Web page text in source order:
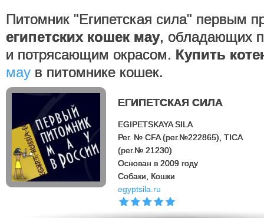
Питомник "Египетская сила" первым
египетских кошек мау, обладающих
и потрясающим окрасом. Купить
мау в питомнике кошек.
ЕГИПЕТСКАЯ СИЛА
EGIPETSKAYA SILA
Рег. № CFA (рег.№222865), TICA
(рег.№ 21230)
Основан в 2009 году
Cобаки, Кошки
egyptsila.ru